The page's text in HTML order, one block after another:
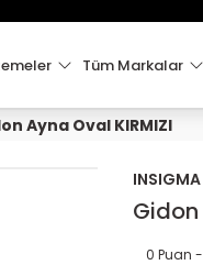
ÜCRETSİZ !
Tüm Markalar
Ayna Oval KIRMIZI
INSIGMA
Gidon
0 Puan